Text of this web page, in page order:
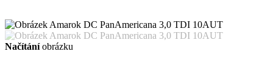
Načítáníobrázku